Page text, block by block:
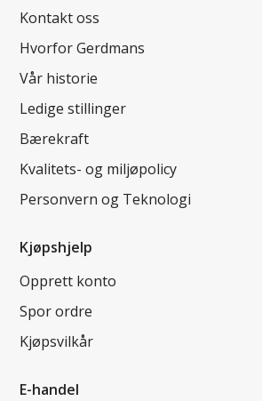
Kontakt oss
Hvorfor Gerdmans
Vår historie
Ledige stillinger
Bærekraft
Kvalitets- og miljøpolicy
Personvern og Teknologi
Kjøpshjelp
Opprett konto
Spor ordre
Kjøpsvilkår
E-handel